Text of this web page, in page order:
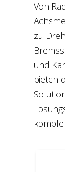
Von
zu
und
bieten